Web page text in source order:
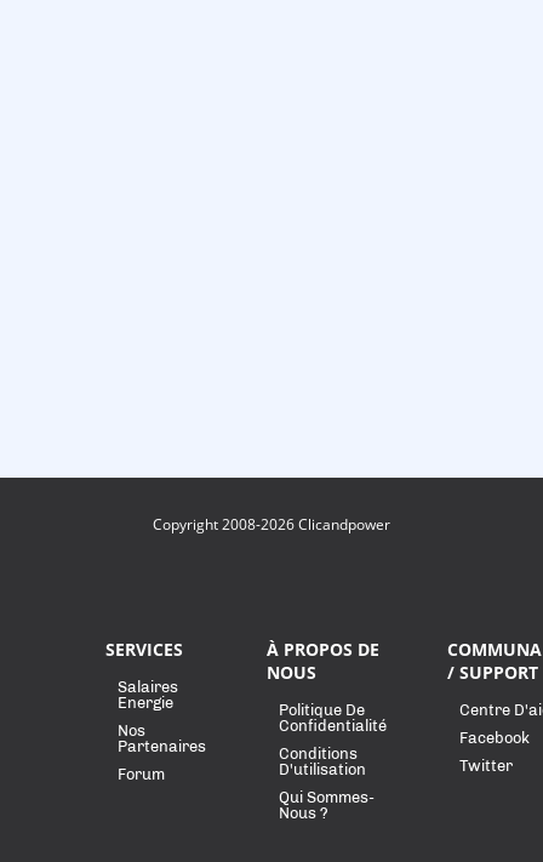
Copyright 2008-2026 Clicandpower
SERVICES
Salaires
Energie
Nos
Partenaires
Forum
À PROPOS DE
NOUS
Politique De
Confidentialité
Conditions
D'utilisation
Qui Sommes-
Nous ?
/ SUPPORT
Centre
Facebook
Twitter